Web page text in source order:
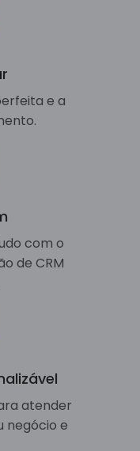
e a
com o
de CRM
atender
negócio e